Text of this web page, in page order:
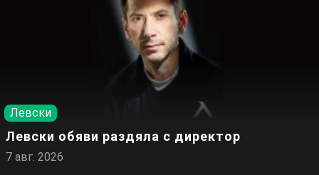
Левски
Левски обяви раздяла с директор
7 авг. 2026